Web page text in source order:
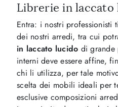
Librerie in laccato
Entra: i nostri professionisti
dei nostri arredi, tra cui
in laccato lucido di grande
interni deve essere affine,
chi li utilizza, per tale
scelta dei mobili ideali per
esclusive composizioni